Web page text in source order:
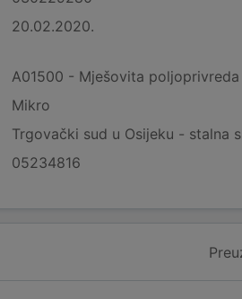
20.02.2020.
A01500 - Mješovita poljoprivreda
Mikro
Trgovački sud u Osijeku - stalna
05234816